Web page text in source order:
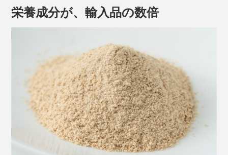
です。
をかけて栽培方法を確立。
「マカが人類を不調から救う」「日本中に広めたい」の
一念で、トライ＆エラーを繰り返しながら諦めずにチャ
レンジを続けた結果、輸入品の栄養成分を上回る国産マ
カの生産に成功。
現在では、十数ヶ所の契約農家で、化学合成農薬を使用
せず種から栽培、収穫、粉末加工まで一貫して行ってい
ます。
栄養成分が、輸入品の数倍